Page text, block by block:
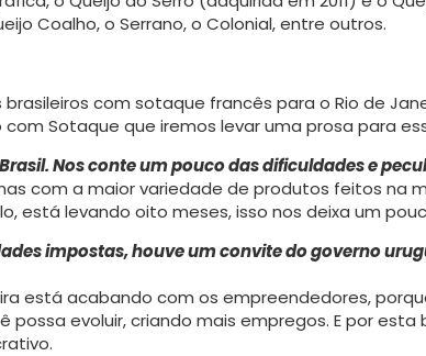
Coalho, o Serrano, o Colonial, entre outros.
com sotaque francês para o Rio de
Sotaque que iremos levar uma prosa para
Nos conte um pouco das dificuldades e
com a maior variedade de produtos feitos
está levando oito meses, isso nos deixa um
impostas, houve um convite do governo
está acabando com os empreen­dedores,
evoluir, criando mais em­pregos. E por